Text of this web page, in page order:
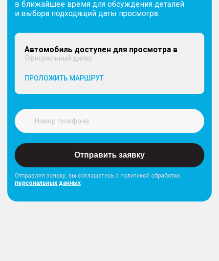
в ближайшее время для обсуждения деталей
и выбора подходящий даты просмотра.
Автомобиль доступен для просмотра в
Официальный дилер
ПРОЛОЖИТЬ МАРШРУТ
Отправить заявку
Отправляя заявку, вы соглашатесь с политикой обработки
персональных данных